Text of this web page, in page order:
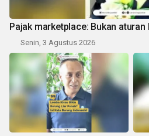
Pajak marketplace: Bukan aturan
Senin, 3 Agustus 2026